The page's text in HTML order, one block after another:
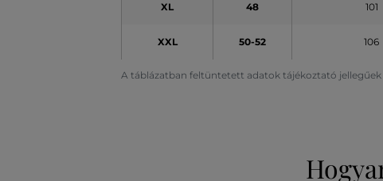
A táblázatban feltüntetett adatok tájékoztató jellegűek
XL 48 101
XXL 50-52 106